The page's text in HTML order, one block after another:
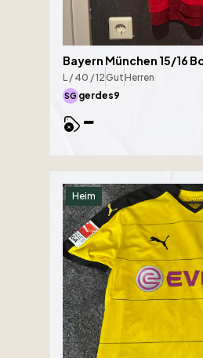
Bayern München 15/16
L / 40 / 12GutHerren
SG gerdes9
-
Heim